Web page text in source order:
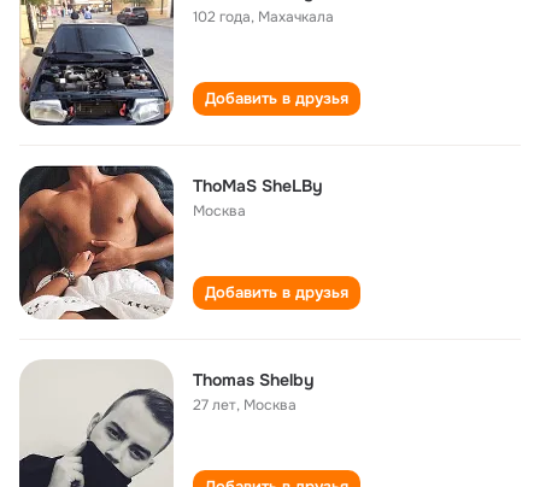
102 года, Махачкала
Добавить в друзья
ThoMaS SheLBy
Москва
Добавить в друзья
Thomas Shelby
27 лет, Москва